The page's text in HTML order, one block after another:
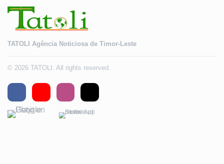
TATOLI Agência Noticiosa de Timor-Leste
© 2026 TATOLI. All rights reserved.